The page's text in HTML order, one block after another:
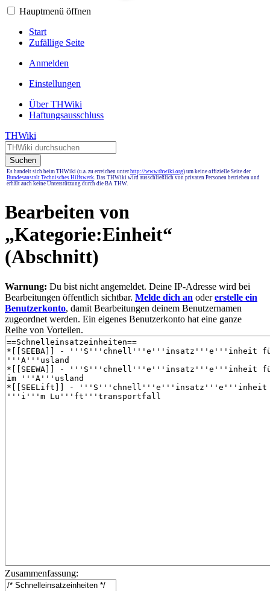
Hauptmenü öffnen
Start
Zufällige Seite
Anmelden
Einstellungen
Über THWiki
Haftungsausschluss
THWiki
Suchen
Es handelt sich beim THWiki (u.a. zu erreichen unter http://www.thwiki.org) um keine offizielle Seite der
Bundesanstalt Technisches Hilfswerk. Das THWiki wird ausschließlich von privaten Personen betrieben und
erhält auch keine Unterstützung durch die BA THW.
Bearbeiten von
„Kategorie:Einheit“
(Abschnitt)
Warnung: Du bist nicht angemeldet. Deine IP-Adresse wird bei
Bearbeitungen öffentlich sichtbar. Melde dich an odererstelle ein
Benutzerkonto, damit Bearbeitungen deinem Benutzernamen
zugeordnet werden. Ein eigenes Benutzerkonto hat eine ganze
Reihe von Vorteilen.
Zusammenfassung: